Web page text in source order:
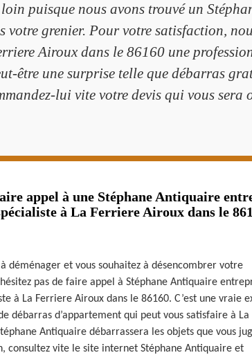
puisque nous avons trouvé un
votre grenier. Pour votre satisfaction,
Airoux dans le 86160 une
être une surprise telle que débarras
lui vite votre devis qui vous sera
appel à une Stéphane Antiquaire
à La Ferriere Airoux dans le
à déménager et vous souhaitez à désencombrer votre
pas de faire appel à Stéphane Antiquaire
à La Ferriere Airoux dans le 86160. C’est une vraie
débarras d’appartement qui peut vous satisfaire à La
Antiquaire débarrassera les objets que vous
consultez vite le site internet Stéphane Antiquaire et